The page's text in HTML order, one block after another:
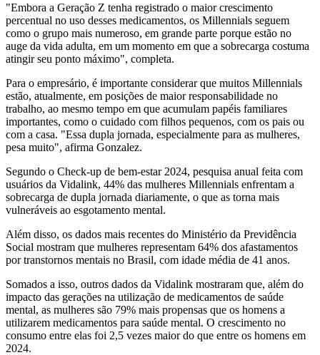
"Embora a Geração Z tenha registrado o maior crescimento
percentual no uso desses medicamentos, os Millennials seguem
como o grupo mais numeroso, em grande parte porque estão no
auge da vida adulta, em um momento em que a sobrecarga costuma
atingir seu ponto máximo", completa.
Para o empresário, é importante considerar que muitos Millennials
estão, atualmente, em posições de maior responsabilidade no
trabalho, ao mesmo tempo em que acumulam papéis familiares
importantes, como o cuidado com filhos pequenos, com os pais ou
com a casa. "Essa dupla jornada, especialmente para as mulheres,
pesa muito", afirma Gonzalez.
Segundo o Check-up de bem-estar 2024, pesquisa anual feita com
usuários da Vidalink, 44% das mulheres Millennials enfrentam a
sobrecarga de dupla jornada diariamente, o que as torna mais
vulneráveis ao esgotamento mental.
Além disso, os dados mais recentes do Ministério da Previdência
Social mostram que mulheres representam 64% dos afastamentos
por transtornos mentais no Brasil, com idade média de 41 anos.
Somados a isso, outros dados da Vidalink mostraram que, além do
impacto das gerações na utilização de medicamentos de saúde
mental, as mulheres são 79% mais propensas que os homens a
utilizarem medicamentos para saúde mental. O crescimento no
consumo entre elas foi 2,5 vezes maior do que entre os homens em
2024.